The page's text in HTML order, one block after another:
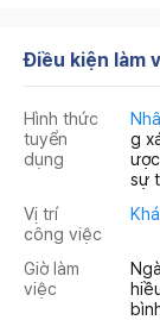
Điều kiện làm
Hình thức
tuyển
dụng
g
sự
Vị trí
công việc
Giờ làm
việc